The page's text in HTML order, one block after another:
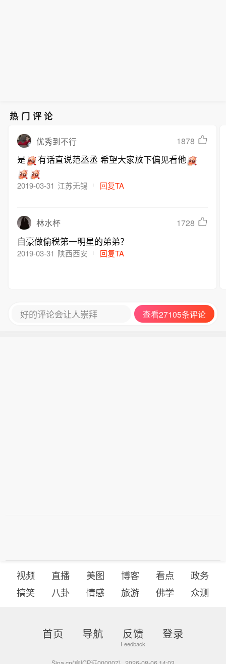
热门评论
优秀到不行 1878
是 有话直说范丞丞 希望大家放下偏见看他
2019-03-31 江苏无锡 回复TA
林水杯 1728
自豪做偷税第一明星的弟弟？
2019-03-31 陕西西安 回复TA
好的评论会让人崇拜 查看27105条评论
视频 直播 美图 博客 看点
政务
搞笑
八卦 情感 旅游 佛学 众测
首页 导航 反馈 登录